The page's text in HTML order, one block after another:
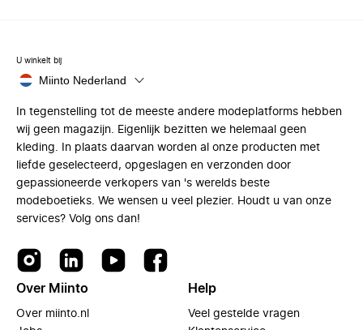
U winkelt bij
Miinto Nederland
In tegenstelling tot de meeste andere modeplatforms hebben
wij geen magazijn. Eigenlijk bezitten we helemaal geen
kleding. In plaats daarvan worden al onze producten met
liefde geselecteerd, opgeslagen en verzonden door
gepassioneerde verkopers van 's werelds beste
modeboetieks. We wensen u veel plezier. Houdt u van onze
services? Volg ons dan!
Over Miinto
Over miinto.nl
Help
Veel gestelde vragen